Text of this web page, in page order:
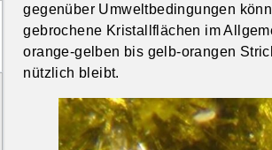
gegenüber Umweltbedingungen
gebrochene Kristallflächen im
orange-gelben bis gelb-orangen
nützlich bleibt.